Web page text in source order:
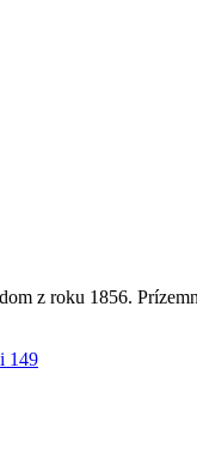
z roku 1856.
149